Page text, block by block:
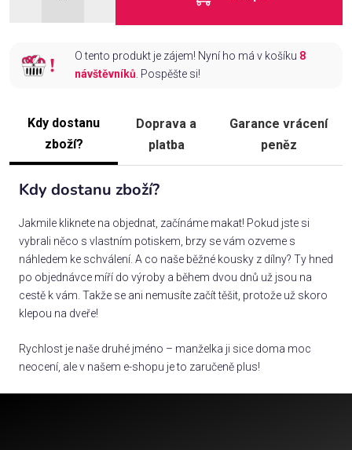
O tento produkt je zájem! Nyní ho má v košíku 8
návštěvníků. Pospěšte si!
Kdy dostanu
zboží?
Doprava a
platba
Garance vrácení
peněz
Kdy dostanu zboží?
Jakmile kliknete na objednat, začínáme makat! Pokud jste si
vybrali něco s vlastním potiskem, brzy se vám ozveme s
náhledem ke schválení. A co naše běžné kousky z dílny? Ty hned
po objednávce míří do výroby a během dvou dnů už jsou na
cestě k vám. Takže se ani nemusíte začít těšit, protože už skoro
klepou na dveře!
Rychlost je naše druhé jméno – manželka ji sice doma moc
neocení, ale v našem e-shopu je to zaručeně plus!